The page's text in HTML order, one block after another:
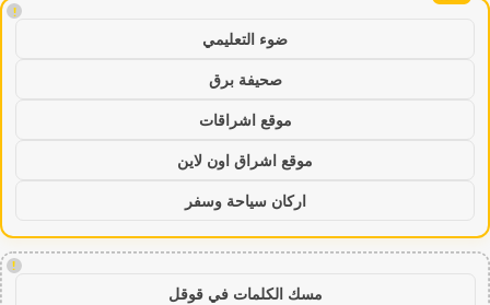
!
ضوء التعليمي
صحيفة برق
موقع اشراقات
موقع اشراق اون لاين
اركان سياحة وسفر
!
مسك الكلمات في قوقل